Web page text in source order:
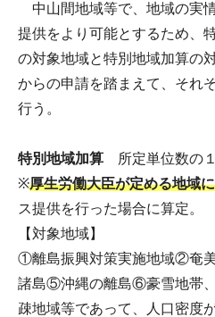
中山間地域等で、地域の実
提供をより可能とするため、
の対象地域と特別地域加算の
からの申請を踏まえて、それ
行う。
特別地域加算 所定単位数の
※厚生労働大臣が定める地域
ス提供を行った場合に算定。
【対象地域】
①離島振興対策実施地域②奄
諸島⑤沖縄の離島⑥豪雪地帯
疎地域等であって、人口密度